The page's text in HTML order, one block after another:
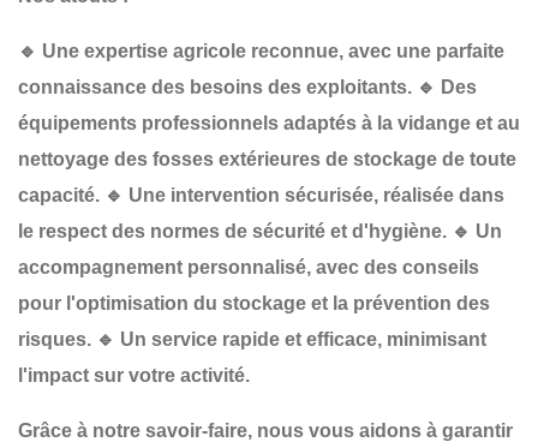
🔹 Une expertise agricole reconnue, avec une parfaite
connaissance des besoins des exploitants. 🔹 Des
équipements professionnels adaptés à la vidange et au
nettoyage des fosses extérieures de stockage de toute
capacité. 🔹 Une intervention sécurisée, réalisée dans
le respect des normes de sécurité et d'hygiène. 🔹 Un
accompagnement personnalisé, avec des conseils
pour l'optimisation du stockage et la prévention des
risques. 🔹 Un service rapide et efficace, minimisant
l'impact sur votre activité.
Grâce à notre savoir-faire, nous vous aidons à garantir